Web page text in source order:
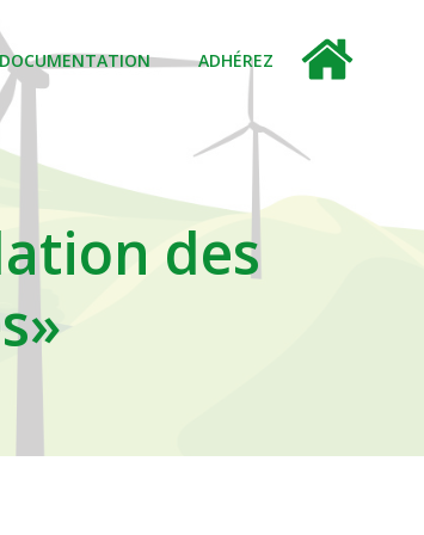
DOCUMENTATION ADHÉREZ
des